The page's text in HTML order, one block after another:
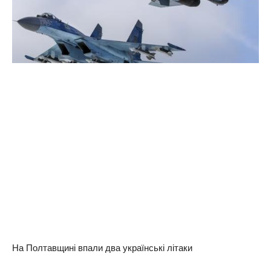
На Полтавщині впали два українські літаки